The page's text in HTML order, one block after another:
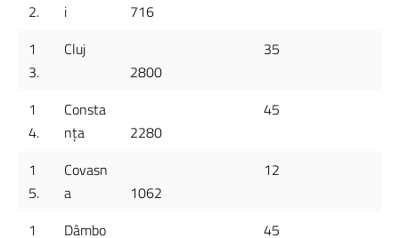
2.
i
716
1
3.
Cluj
2800
35
1
4.
Consta
nța
2280
45
1
5.
Covasn
a
1062
12
1 Dâmbo 45